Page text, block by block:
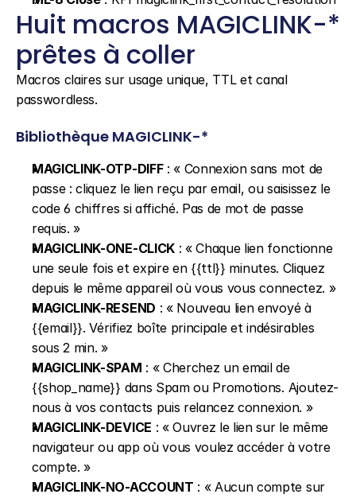
Huit macros MAGICLINK-*
prêtes à coller
Macros claires sur usage unique, TTL et canal
passwordless.
Bibliothèque MAGICLINK-*
MAGICLINK-OTP-DIFF : « Connexion sans mot de
passe : cliquez le lien reçu par email, ou saisissez le
code 6 chiffres si affiché. Pas de mot de passe
requis. »
MAGICLINK-ONE-CLICK : « Chaque lien fonctionne
une seule fois et expire en {{ttl}} minutes. Cliquez
depuis le même appareil où vous vous connectez. »
MAGICLINK-RESEND : « Nouveau lien envoyé à
{{email}}. Vérifiez boîte principale et indésirables
sous 2 min. »
MAGICLINK-SPAM : « Cherchez un email de
{{shop_name}} dans Spam ou Promotions. Ajoutez-
nous à vos contacts puis relancez connexion. »
MAGICLINK-DEVICE : « Ouvrez le lien sur le même
navigateur ou app où vous voulez accéder à votre
compte. »
MAGICLINK-NO-ACCOUNT : « Aucun compte sur